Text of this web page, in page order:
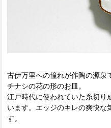
古伊万里への憧れが作陶の源泉
チナシの花の形のお皿。
江戸時代に使われていた糸切り
います。エッジのキレの爽快
す。